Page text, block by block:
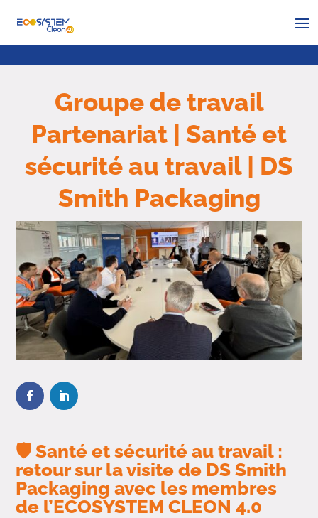
Groupe de travail
Partenariat | Santé et
sécurité au travail | DS
Smith Packaging
🛡️ Santé et sécurité au travail :
retour sur la visite de DS Smith
Packaging avec les membres
de l’ECOSYSTEM CLEON 4.0